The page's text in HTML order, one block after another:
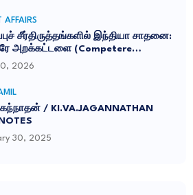
AFFAIRS
சீர்திருத்தங்களில் இந்தியா சாதனை:
அறக்கட்டளை (Competere
வெளியிட்ட அறிக்கை
2026
/ KI.VA.JAGANNATHAN
30, 2025